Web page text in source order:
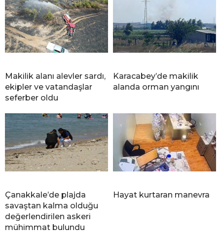
Makilik alanı alevler sardı,
ekipler ve vatandaşlar
seferber oldu
Karacabey’de makilik
alanda orman yangını
Çanakkale’de plajda
savaştan kalma olduğu
değerlendirilen askeri
mühimmat bulundu
Hayat kurtaran manevra